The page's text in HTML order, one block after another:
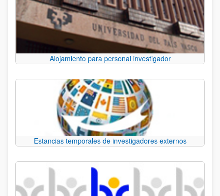
Alojamiento para personal investigador
Estancias temporales de investigadores externos